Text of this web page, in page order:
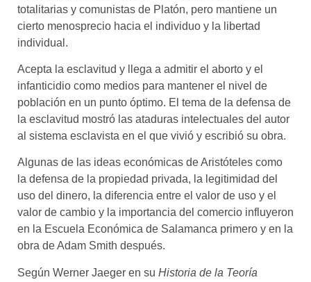
totalitarias y comunistas de Platón, pero mantiene un
cierto menosprecio hacia el individuo y la libertad
individual.
Acepta la esclavitud y llega a admitir el aborto y el
infanticidio como medios para mantener el nivel de
población en un punto óptimo. El tema de la defensa de
la esclavitud mostró las ataduras intelectuales del autor
al sistema esclavista en el que vivió y escribió su obra.
Algunas de las ideas económicas de Aristóteles como
la defensa de la propiedad privada, la legitimidad del
uso del dinero, la diferencia entre el valor de uso y el
valor de cambio y la importancia del comercio influyeron
en la Escuela Económica de Salamanca primero y en la
obra de Adam Smith después.
Según Werner Jaeger en su Historia de la Teoría